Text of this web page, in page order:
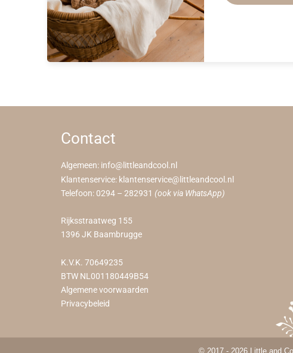
Contact
Algemeen: info@littleandcool.nl
Klantenservice: klantenservice@littleandcool.nl
Telefoon: 0294 – 282931 (ook via WhatsApp)
Rijksstraatweg 155
1396 JK Baambrugge
K.V.K. 70649235
BTW NL001180449B54
Algemene voorwaarden
Privacybeleid
© 2017 - 2026 Little and